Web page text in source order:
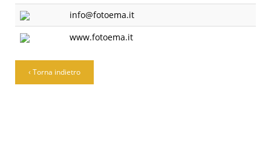
info@fotoema.it
www.fotoema.it
‹ Torna indietro